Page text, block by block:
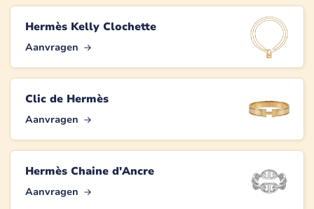
Hermès Kelly Clochette
Aanvragen
Clic de Hermès
Aanvragen
Hermès Chaine d'Ancre
Aanvragen